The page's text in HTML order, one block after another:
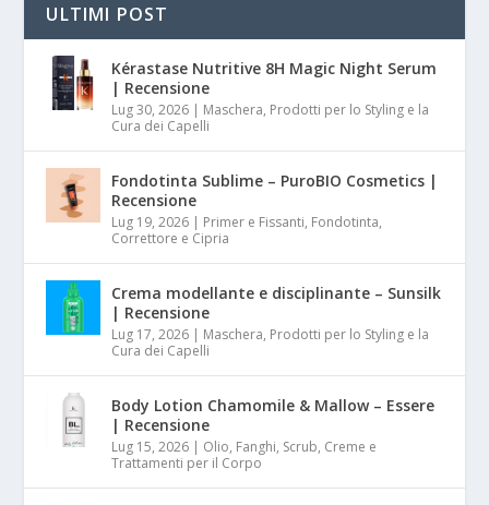
ULTIMI POST
Kérastase Nutritive 8H Magic Night Serum
| Recensione
Lug 30, 2026 | Maschera, Prodotti per lo Styling e la
Cura dei Capelli
Fondotinta Sublime – PuroBIO Cosmetics |
Recensione
Lug 19, 2026 | Primer e Fissanti, Fondotinta,
Correttore e Cipria
Crema modellante e disciplinante – Sunsilk
| Recensione
Lug 17, 2026 | Maschera, Prodotti per lo Styling e la
Cura dei Capelli
Body Lotion Chamomile & Mallow – Essere
| Recensione
Lug 15, 2026 | Olio, Fanghi, Scrub, Creme e
Trattamenti per il Corpo